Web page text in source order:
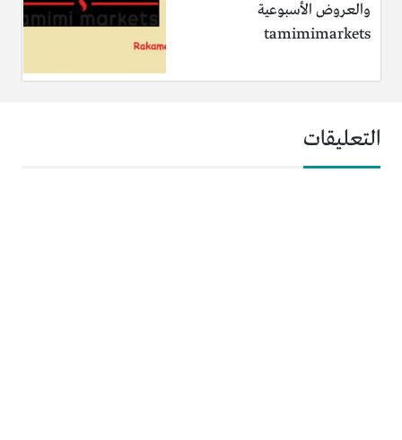
والعروض الأسبوعية
tamimimarkets
التعليقات